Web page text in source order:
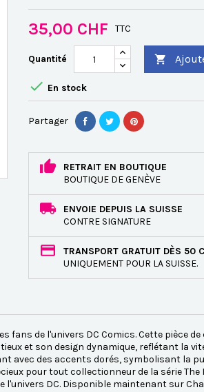
35,00 CHF TTC
Quantité 
 En stock
Partager
RETRAIT EN BOUTIQUE
BOUTIQUE DE GENÈVE
ENVOIE DEPUIS LA SUISSE
CONTRE SIGNATURE
TRANSPORT GRATUIT DÈS 50
UNIQUEMENT POUR LA SUISSE.
fans de l'univers DC Comics. Cette pièce
et son design dynamique, reflétant la
avec des accents dorés, symbolisant la
pour tout collectionneur de la série The
l'univers DC. Disponible maintenant sur